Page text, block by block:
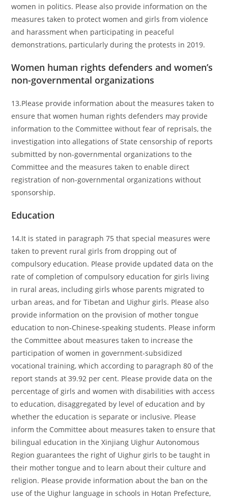
women in politics. Please also provide information on the
measures taken to protect women and girls from violence
and harassment when participating in peaceful
demonstrations, particularly during the protests in 2019.
Women human rights defenders and women’s
non-governmental organizations
13.Please provide information about the measures taken to
ensure that women human rights defenders may provide
information to the Committee without fear of reprisals, the
investigation into allegations of State censorship of reports
submitted by non-governmental organizations to the
Committee and the measures taken to enable direct
registration of non-governmental organizations without
sponsorship.
Education
14.It is stated in paragraph 75 that special measures were
taken to prevent rural girls from dropping out of
compulsory education. Please provide updated data on the
rate of completion of compulsory education for girls living
in rural areas, including girls whose parents migrated to
urban areas, and for Tibetan and Uighur girls. Please also
provide information on the provision of mother tongue
education to non-Chinese-speaking students. Please inform
the Committee about measures taken to increase the
participation of women in government-subsidized
vocational training, which according to paragraph 80 of the
report stands at 39.92 per cent. Please provide data on the
percentage of girls and women with disabilities with access
to education, disaggregated by level of education and by
whether the education is separate or inclusive. Please
inform the Committee about measures taken to ensure that
bilingual education in the Xinjiang Uighur Autonomous
Region guarantees the right of Uighur girls to be taught in
their mother tongue and to learn about their culture and
religion. Please provide information about the ban on the
use of the Uighur language in schools in Hotan Prefecture,